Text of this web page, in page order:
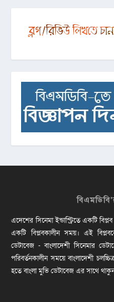
এদেশের সিনেমা ইন্ডাস্ট্রিতে একটি
একটি বিপ্লবকালীন সময়। এই
ডেটাবেজ - বাংলাদেশী সিনেমার
পরিবর্তনকালীন সময়ে বাংলাদেশী
হতে বাংলা মুভি ডেটাবেজ এর সাথে